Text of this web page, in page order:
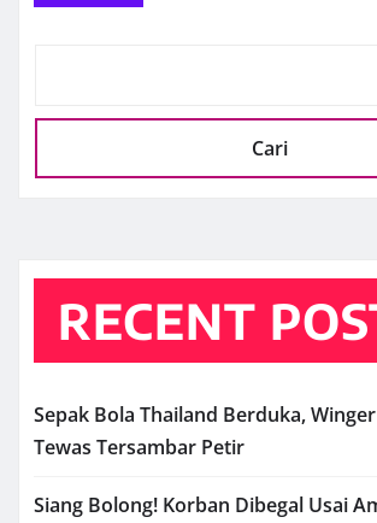
Cari
RECENT
Sepak Bola Thailand Berduka, Winger
Tewas Tersambar Petir
Siang Bolong! Korban Dibegal Usai